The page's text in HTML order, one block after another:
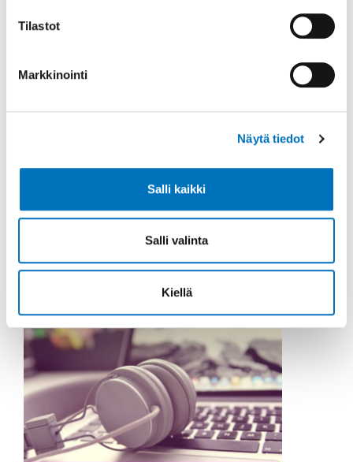
Tilastot
Markkinointi
Näytä tiedot
Salli kaikki
Salli valinta
Kiellä
vammaispalvelulaki:
vammaispalvelulain
itsemääräämisoikeutta ja
osallisuutta tuk...